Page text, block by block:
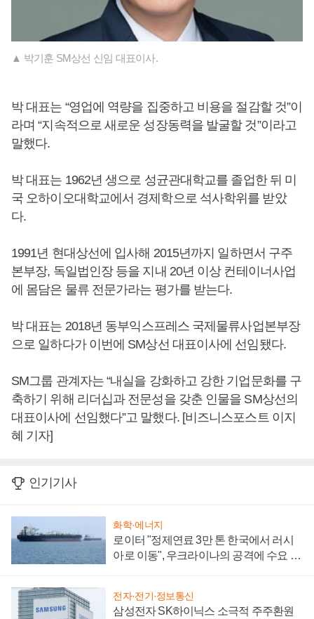
▲ 박기훈 SM상선 신임 대표이사.
박 대표는 “영업에 역량을 집중하고 비용을 절감할 것”이
라며 “지속적으로 새로운 성장동력을 발굴할 것”이라고
말했다.
박 대표는 1962년 생으로 성균관대학교를 졸업한 뒤 미
국 오하이오대학교에서 경제학으로 석사학위를 받았
다.
1991년 현대상선에 입사해 2015년까지 일하면서 구주
본부장, 독일법인장 등을 지내 20년 이상 컨테이너사업
에 몸담은 물류 전문가라는 평가를 받는다.
박 대표는 2018년 동부익스프레스 국제물류사업본부장
으로 일하다가 이번에 SM상선 대표이사에 선임됐다.
SM그룹 관계자는 “내실을 강화하고 강한 기업문화를 구
축하기 위해 리더십과 전문성을 갖춘 인물을 SM상선의
대표이사에 선임했다”고 말했다. [비즈니스포스트 이지
혜 기자]
인기기사
화학·에너지
로이터 "정제연료 3만 톤 한국에서 러시
아로 이동", 우크라이나의 공격에 수요 늘
전자·전기·정보통신
삼성전자 SK하이닉스 소극적 주주환원